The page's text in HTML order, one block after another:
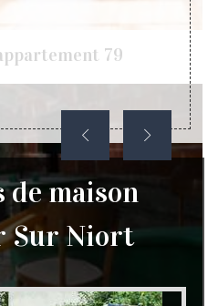
79
si
Niort
de maison
Sur Niort